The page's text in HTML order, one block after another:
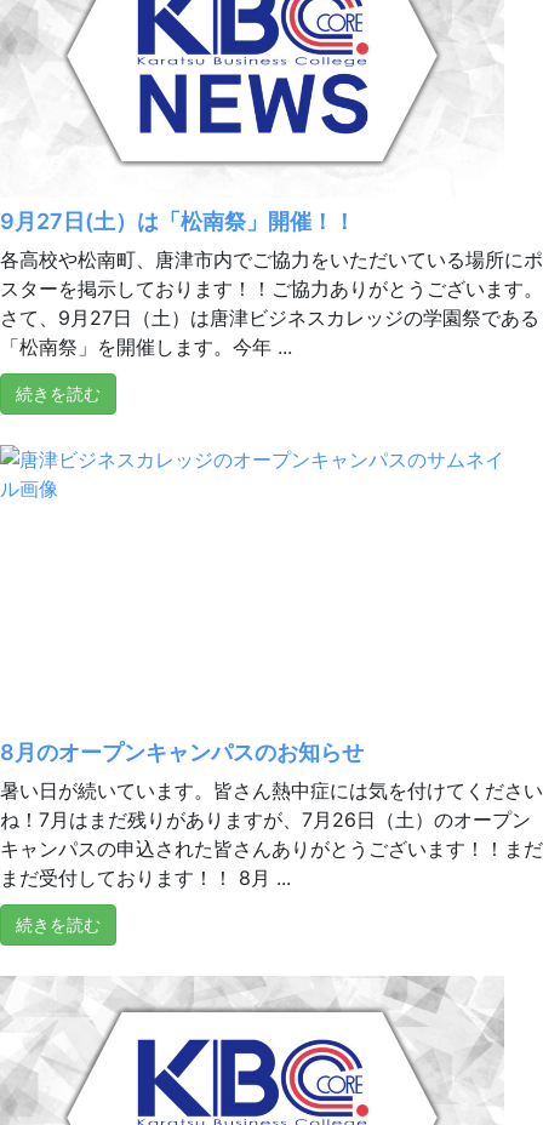
9月27日(土）は「松南祭」開催！！
各高校や松南町、唐津市内でご協力をいただいている場所にポ
スターを掲示しております！！ご協力ありがとうございます。
さて、9月27日（土）は唐津ビジネスカレッジの学園祭である
「松南祭」を開催します。今年 ...
続きを読む
8月のオープンキャンパスのお知らせ
暑い日が続いています。皆さん熱中症には気を付けてください
ね！7月はまだ残りがありますが、7月26日（土）のオープン
キャンパスの申込された皆さんありがとうございます！！まだ
まだ受付しております！！ 8月 ...
続きを読む